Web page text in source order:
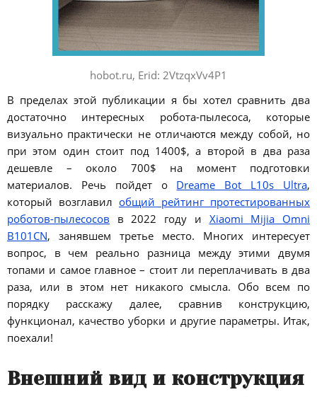
hobot.ru, Erid: 2VtzqxVv4P1
В пределах этой публикации я бы хотел сравнить два
достаточно интересных робота-пылесоса, которые
визуально практически не отличаются между собой, но
при этом один стоит под 1400$, а второй в два раза
дешевле – около 700$ на момент подготовки
материалов. Речь пойдет о Dreame Bot L10s Ultra,
который возглавил общий рейтинг протестированных
роботов-пылесосов в 2022 году и Xiaomi Mijia Omni
B101CN, занявшем третье место. Многих интересует
вопрос, в чем реально разница между этими двумя
топами и самое главное – стоит ли переплачивать в два
раза, или в этом нет никакого смысла. Обо всем по
порядку расскажу далее, сравнив конструкцию,
функционал, качество уборки и другие параметры. Итак,
поехали!
Внешний вид и конструкция